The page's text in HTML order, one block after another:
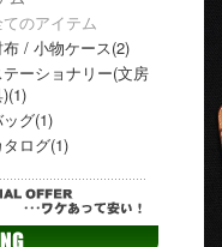
のアイテム
布 / 小物ケース(2)
テーショナリー(文房
グ(1)
タログ(1)